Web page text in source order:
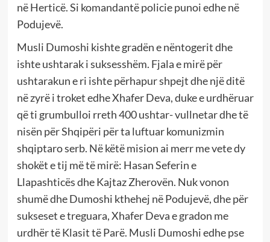
në Herticë. Si komandantë policie punoi edhe në
Podujevë.
Musli Dumoshi kishte gradën e nëntogerit dhe
ishte ushtarak i suksesshëm. Fjala e mirë për
ushtarakun e ri ishte përhapur shpejt dhe një ditë
në zyrë i troket edhe Xhafer Deva, duke e urdhëruar
që ti grumbulloi rreth 400 ushtar- vullnetar dhe të
nisën për Shqipëri për ta luftuar komunizmin
shqiptaro serb. Në këtë mision ai merr me vete dy
shokët e tij më të mirë: Hasan Seferin e
Llapashticës dhe Kajtaz Zherovën. Nuk vonon
shumë dhe Dumoshi kthehej në Podujevë, dhe për
sukseset e treguara, Xhafer Deva e gradon me
urdhër të Klasit të Parë. Musli Dumoshi edhe pse